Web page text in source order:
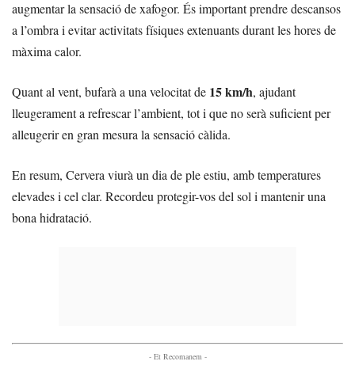
augmentar la sensació de xafogor. És important prendre descansos
a l’ombra i evitar activitats físiques extenuants durant les hores de
màxima calor.
Quant al vent, bufarà a una velocitat de 15 km/h, ajudant
lleugerament a refrescar l’ambient, tot i que no serà suficient per
alleugerir en gran mesura la sensació càlida.
En resum, Cervera viurà un dia de ple estiu, amb temperatures
elevades i cel clar. Recordeu protegir-vos del sol i mantenir una
bona hidratació.
- Et Recomanem -